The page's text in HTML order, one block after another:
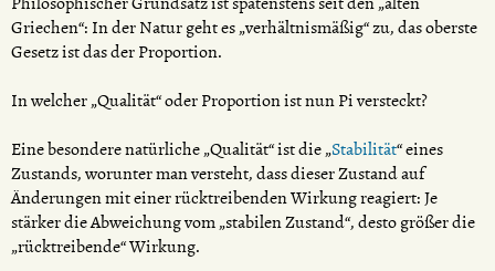
Griechen“: In der Natur geht es „verhältnismäßig“ zu, das oberste
Gesetz ist das der Proportion.
In welcher „Qualität“ oder Proportion ist nun Pi versteckt?
Eine besondere natürliche „Qualität“ ist die „Stabilität“ eines
Zustands, worunter man versteht, dass dieser Zustand auf
Änderungen mit einer rücktreibenden Wirkung reagiert: Je
stärker die Abweichung vom „stabilen Zustand“, desto größer die
„rücktreibende“ Wirkung.